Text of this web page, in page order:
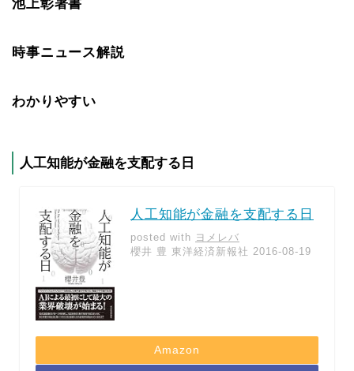
池上彰著書
時事ニュース解説
わかりやすい
人工知能が金融を支配する日
人工知能が金融を支配する日
posted with ヨメレバ
櫻井 豊 東洋経済新報社 2016-08-19
Amazon